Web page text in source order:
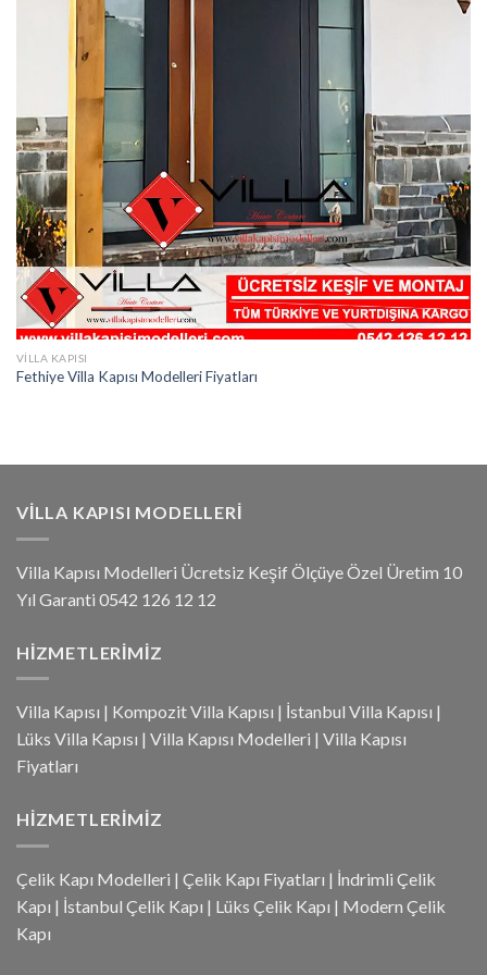
VILLA KAPISI
Fethiye Villa Kapısı Modelleri Fiyatları
VILLA KAPISI MODELLERI
Villa Kapısı Modelleri Ücretsiz Keşif Ölçüye Özel Üretim 10
Yıl Garanti 0542 126 12 12
HIZMETLERIMIZ
Villa Kapısı | Kompozit Villa Kapısı | İstanbul Villa Kapısı |
Lüks Villa Kapısı | Villa Kapısı Modelleri | Villa Kapısı
Fiyatları
HIZMETLERIMIZ
Çelik Kapı Modelleri | Çelik Kapı Fiyatları | İndrimli Çelik
Kapı | İstanbul Çelik Kapı | Lüks Çelik Kapı | Modern Çelik
Kapı